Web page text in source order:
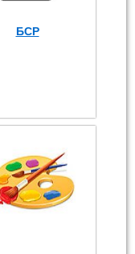
БСР